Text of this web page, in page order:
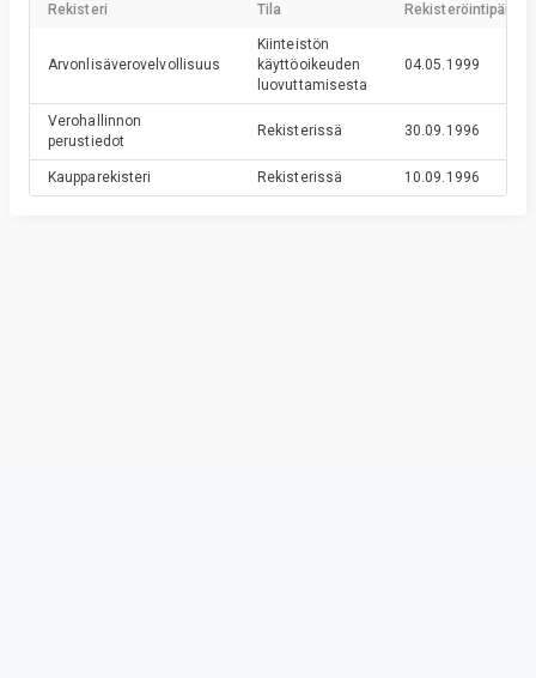
Rekisteri Tila Rekisteröintipäivä
Arvonlisäverovelvollisuus
Kiinteistön
käyttöoikeuden
luovuttamisesta
04.05.1999
Verohallinnon
perustiedot
Rekisterissä 30.09.1996
Kaupparekisteri Rekisterissä 10.09.1996